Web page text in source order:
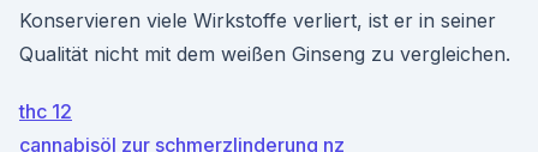
Konservieren viele Wirkstoffe verliert, ist er in seiner
Qualität nicht mit dem weißen Ginseng zu vergleichen.
thc 12
cannabisöl zur schmerzlinderung nz